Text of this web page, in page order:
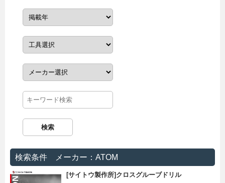
検索条件 メーカー：ATOM
[サイトウ製作所]クロスグルーブドリル